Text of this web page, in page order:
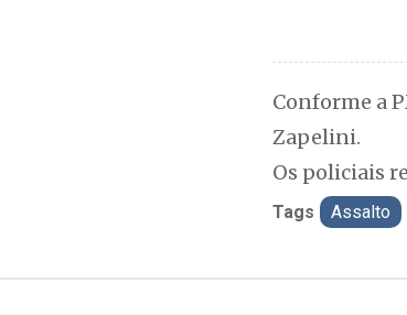
Conforme a
Zapelini.
Os policiais
Tags Assalto